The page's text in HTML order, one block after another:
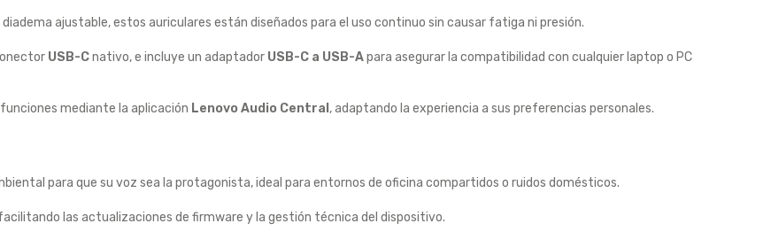
diadema ajustable, estos auriculares están diseñados para el uso continuo sin causar fatiga ni presión.
USB-Cnativo, e incluye un adaptador USB-C a USB-Apara asegurar la compatibilidad con cualquier laptop o PC
mediante la aplicación Lenovo Audio Central , adaptando la experiencia a sus preferencias personales.
para que su voz sea la protagonista, ideal para entornos de oficina compartidos o ruidos domésticos.
las actualizaciones de firmware y la gestión técnica del dispositivo.